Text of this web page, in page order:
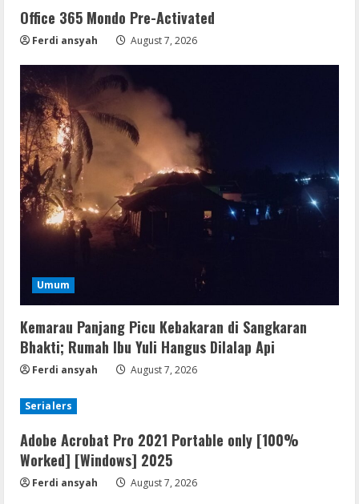
Office 365 Mondo Pre-Activated
Ferdi ansyah August 7, 2026
Umum
Kemarau Panjang Picu Kebakaran di Sangkaran
Bhakti; Rumah Ibu Yuli Hangus Dilalap Api
Ferdi ansyah August 7, 2026
Serialers
Adobe Acrobat Pro 2021 Portable only [100%
Worked] [Windows] 2025
Ferdi ansyah August 7, 2026